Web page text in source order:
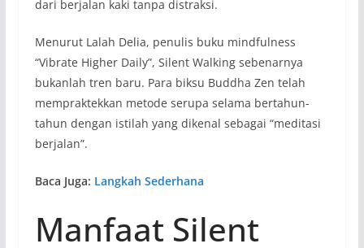
dari berjalan kaki tanpa distraksi.
Menurut Lalah Delia, penulis buku mindfulness
“Vibrate Higher Daily”, Silent Walking sebenarnya
bukanlah tren baru. Para biksu Buddha Zen telah
mempraktekkan metode serupa selama bertahun-
tahun dengan istilah yang dikenal sebagai “meditasi
berjalan”.
Baca Juga: Langkah Sederhana
Manfaat Silent